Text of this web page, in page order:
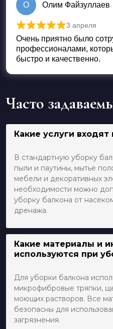
О Олим Файзуллаев
Оценка из 5
3 апреля
Очень приятно было
профессионалами,
быстро и качественно.
Часто
Какие услуги входят
В стандартную уборку
пыли и паутины, мытье
мебели и декоративных
необходимости можно
уборку балкона от
дренажа.
Какие материалы и
используются при
Для уборки балкона
микрофибровые тряпки,
моющих растворов. Все
безопасны для
загрязнения.